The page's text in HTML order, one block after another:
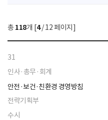
선
택
총 118개 [4/ 12 페이지]
31
인사·총무·회계
안전·보건·친환경 경영방침
전략기획부
수시